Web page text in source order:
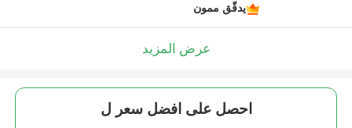
يدقّق ممون
عرض المزيد
احصل على افضل سعر ل